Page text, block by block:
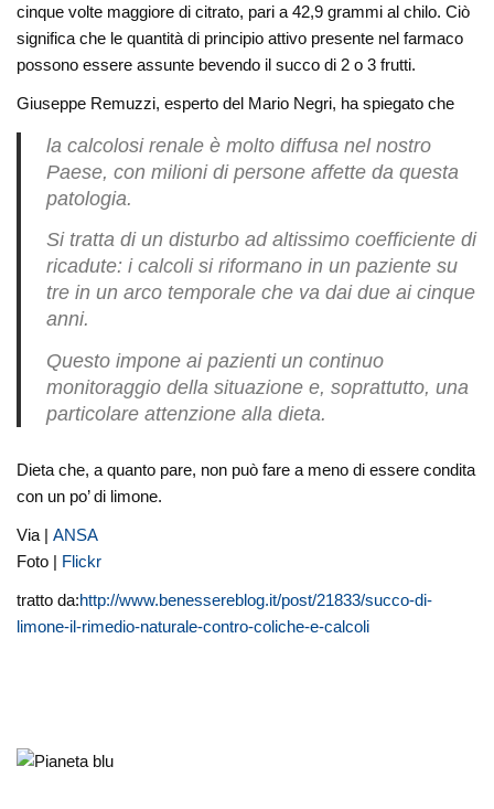
cinque volte maggiore di citrato, pari a 42,9 grammi al chilo. Ciò
significa che le quantità di principio attivo presente nel farmaco
possono essere assunte bevendo il succo di 2 o 3 frutti.
Giuseppe Remuzzi, esperto del Mario Negri, ha spiegato che
la calcolosi renale è molto diffusa nel nostro
Paese, con milioni di persone affette da questa
patologia.
Si tratta di un disturbo ad altissimo coefficiente di
ricadute: i calcoli si riformano in un paziente su
tre in un arco temporale che va dai due ai cinque
anni.
Questo impone ai pazienti un continuo
monitoraggio della situazione e, soprattutto, una
particolare attenzione alla dieta.
Dieta che, a quanto pare, non può fare a meno di essere condita
con un po’ di limone.
Via |ANSA
Foto | Flickr
tratto da:http://www.benessereblog.it/post/21833/succo-di-
limone-il-rimedio-naturale-contro-coliche-e-calcoli